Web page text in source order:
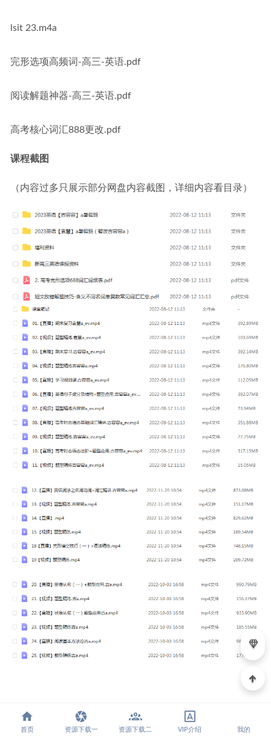
lsit 23.m4a
完形选项高频词-高三-英语.pdf
阅读解题神器-高三-英语.pdf
高考核心词汇888更改.pdf
课程截图
（内容过多只展示部分网盘内容截图，详细内容看目录）
声明：
本站网课均为顶级知名机构清北等高等学府优秀名师亲授
首页 资源下载一 资源下载二 VIP介绍 我的